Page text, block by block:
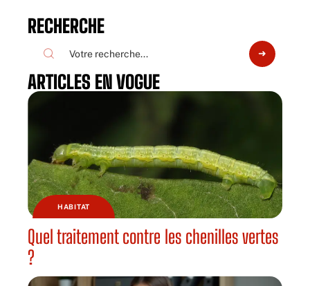
RECHERCHE
ARTICLES EN VOGUE
HABITAT
Quel traitement contre les chenilles vertes
?